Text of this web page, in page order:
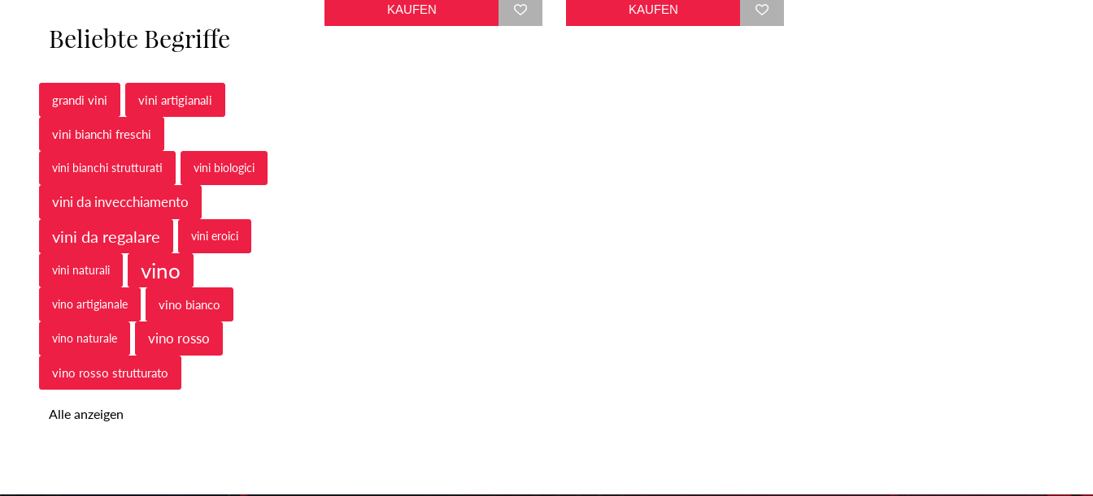
Beliebte Begriffe
grandi vini vini artigianali
vini bianchi freschi
vini bianchi strutturati vini biologici
vini da invecchiamento
vini da regalare vini eroici
vini naturali vino
vino artigianale vino bianco
vino naturale vino rosso
vino rosso strutturato
Alle anzeigen